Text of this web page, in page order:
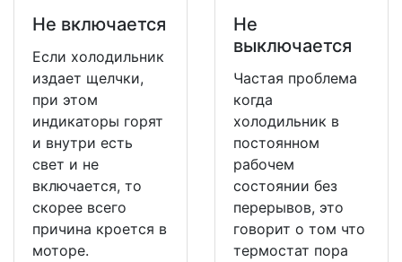
Не включается
Если холодильник
издает щелчки,
при этом
индикаторы горят
и внутри есть
свет и не
включается, то
скорее всего
причина кроется в
моторе.
Не
выключается
Частая проблема
когда
холодильник в
постоянном
рабочем
состоянии без
перерывов, это
говорит о том что
термостат пора